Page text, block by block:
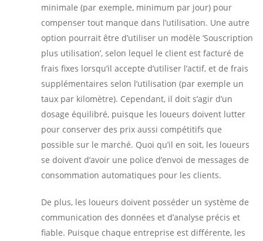
minimale (par exemple, minimum par jour) pour
compenser tout manque dans l’utilisation. Une autre
option pourrait être d’utiliser un modèle ‘Souscription
plus utilisation’, selon lequel le client est facturé de
frais fixes lorsqu’il accepte d’utiliser l’actif, et de frais
supplémentaires selon l’utilisation (par exemple un
taux par kilomètre). Cependant, il doit s’agir d’un
dosage équilibré, puisque les loueurs doivent lutter
pour conserver des prix aussi compétitifs que
possible sur le marché. Quoi qu’il en soit, les loueurs
se doivent d’avoir une police d’envoi de messages de
consommation automatiques pour les clients.
De plus, les loueurs doivent posséder un système de
communication des données et d’analyse précis et
fiable. Puisque chaque entreprise est différente, les